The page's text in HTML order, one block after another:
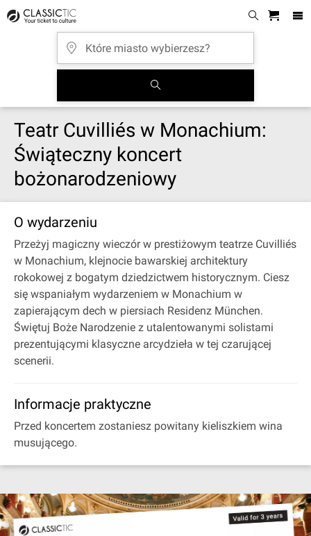
Teatr Cuvilliés w Monachium:
Świąteczny koncert
bożonarodzeniowy
O wydarzeniu
Przeżyj magiczny wieczór w prestiżowym teatrze Cuvilliés
w Monachium, klejnocie bawarskiej architektury
rokokowej z bogatym dziedzictwem historycznym. Ciesz
się wspaniałym wydarzeniem w Monachium w
zapierającym dech w piersiach Residenz München.
Świętuj Boże Narodzenie z utalentowanymi solistami
prezentującymi klasyczne arcydzieła w tej czarującej
scenerii.
Informacje praktyczne
Przed koncertem zostaniesz powitany kieliszkiem wina
musującego.